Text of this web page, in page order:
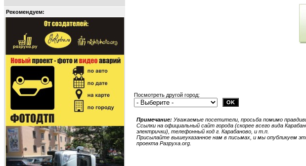
Рекомендуем:
Посмотреть другой город:
Примечание: Уважаемые посетители, просьба помимо
Ссылки на официальный сайт города (скорее всего вида
электрички), телефонный код г. Карабаново, и т.п.
Присылайте вышеуказанное нам в письмах, и мы опубликуем
проекта Разруха.org.